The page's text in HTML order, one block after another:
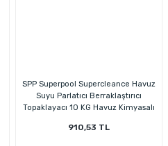
SPP Superpool Supercleance Havuz
Suyu Parlatıcı Berraklaştırıcı
Topaklayacı 10 KG Havuz Kimyasalı
910,53 TL